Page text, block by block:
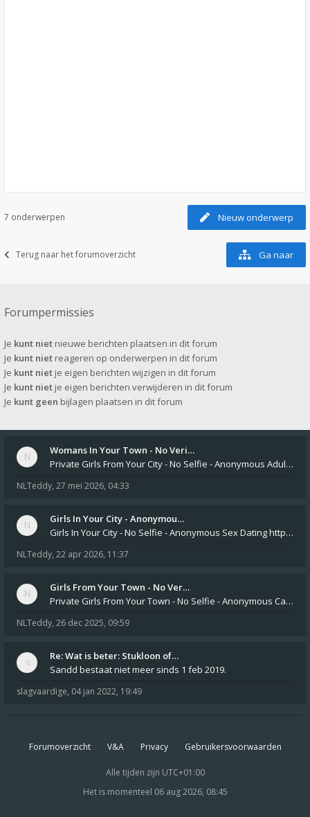
Nieuw onderwerp
7 onderwerpen
Terug naar het forumoverzicht Ga naar
Forumpermissies
Je kunt niet nieuwe berichten plaatsen in dit forum
Je kunt niet reageren op onderwerpen in dit forum
Je kunt niet je eigen berichten wijzigen in dit forum
Je kunt niet je eigen berichten verwijderen in dit forum
Je kunt geen bijlagen plaatsen in dit forum
Womans In Your Town - No Veri…
Private Girls From Your City - No Selfie - Anonymous Adult Dating https://privatedates.live Private Girls In Your
NLTeddy, 27 mei 2026, 04:33
Girls In Your City - Anonymou…
Girls In Your City - No Selfie - Anonymous Sex Dating https://SecretPrivat.com Womens In Your Town - Anonymous S
NLTeddy, 22 apr 2026, 11:37
Girls From Your Town - No Ver…
Private Girls From Your Town - No Selfie - Anonymous Casual Dating https://PrivateLadyEscorts.com Private Lady In
NLTeddy, 26 dec 2025, 09:59
Re: Wat is beter: Stukloon of…
Sandd bestaat niet meer sinds 1 feb 2019.
slagvaardige, 04 jan 2022, 19:49
Forumoverzicht V&A Privacy Gebruikersvoorwaarden
Alle tijden zijn UTC+01:00
Het is momenteel 06 aug 2026, 08:45